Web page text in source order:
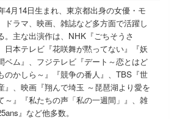
4月14日生まれ、東京都出身の女優・モ
ドラマ、映画、雑誌など多方面で活躍し
。主な出演作は、NHK『ごちそうさ
日本テレビ『花咲舞が黙ってない』『妖
ベム』、フジテレビ『デート～恋とはど
のかしら～』『競争の番人』、TBS『世
』、映画『翔んで埼玉 ～琵琶湖より愛を
～』『私たちの声「私の一週間」』、雑
』など他多数。